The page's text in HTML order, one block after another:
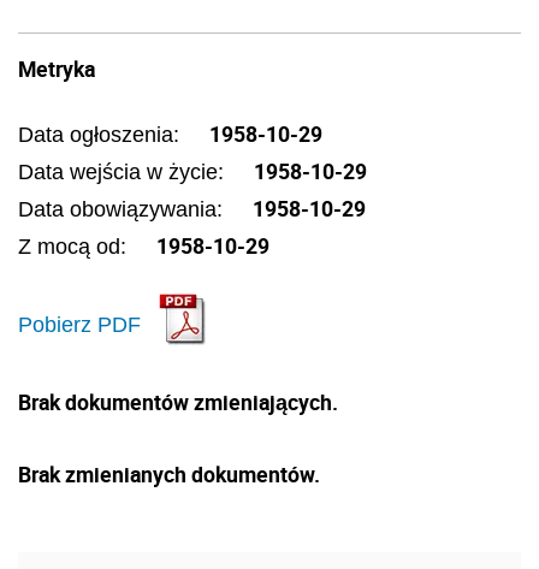
Metryka
Data ogłoszenia: 1958-10-29
Data wejścia w życie: 1958-10-29
Data obowiązywania: 1958-10-29
Z mocą od: 1958-10-29
Pobierz PDF
Brak dokumentów zmieniających.
Brak zmienianych dokumentów.